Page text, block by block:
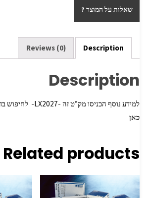
b
o
o
k
tt
er
ar
e
שאלות על המוצר ?
Description
Reviews (0)
Description
למידע נוסף הכניסו מק”ט זה -LX2027- לחיפוש בדף הקישור באתר היצרן
כאן
Related products